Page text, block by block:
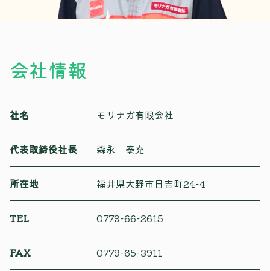
会社情報
社名 モリナガ有限会社
代表取締役社長 森永 泰充
所在地 福井県大野市日吉町24-4
TEL 0779-66-2615
FAX 0779-65-3911